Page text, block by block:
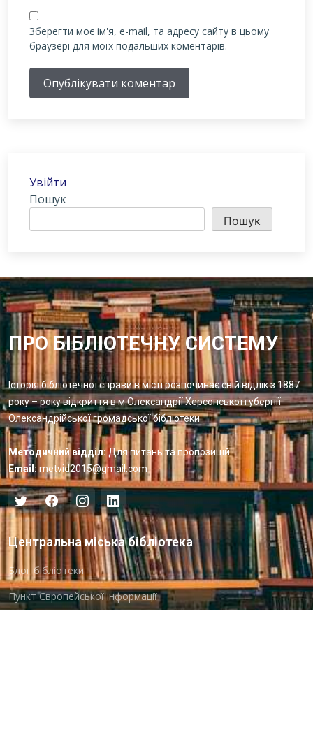
Зберегти моє ім'я, e-mail, та адресу сайту в цьому
браузері для моїх подальших коментарів.
Опублікувати коментар
Увійти
Пошук
Пошук
ПРО БІБЛІОТЕЧНУ СИСТЕМУ
Історія бібліотечної справи в місті розпочинає свій відлік з 1887
року – року відкриття в м.Олександрії Херсонської губернії
Олександрійської громадської бібліотеки
Методичний відділ: Для питань та пропозицій
Email: metvid2015@gmail.com
Центральна міська бібліотека
Блог бібліотеки
Пункт Європейської інформації